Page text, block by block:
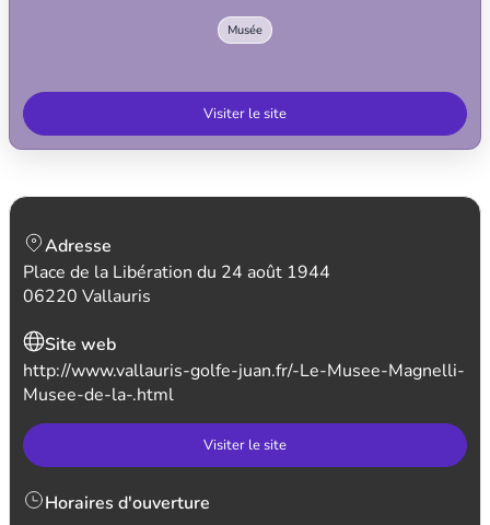
Musée
Visiter le site
Adresse
Place de la Libération du 24 août 1944
06220 Vallauris
Site web
http://www.vallauris-golfe-juan.fr/-Le-Musee-Magnelli-
Musee-de-la-.html
Visiter le site
Horaires d'ouverture